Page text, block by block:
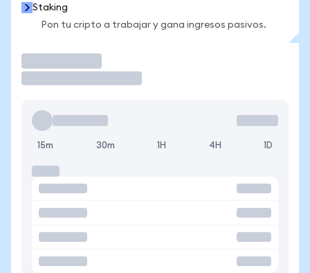
Staking
Pon tu cripto a trabajar y gana ingresos pasivos.
15m 30m 1H 4H 1D